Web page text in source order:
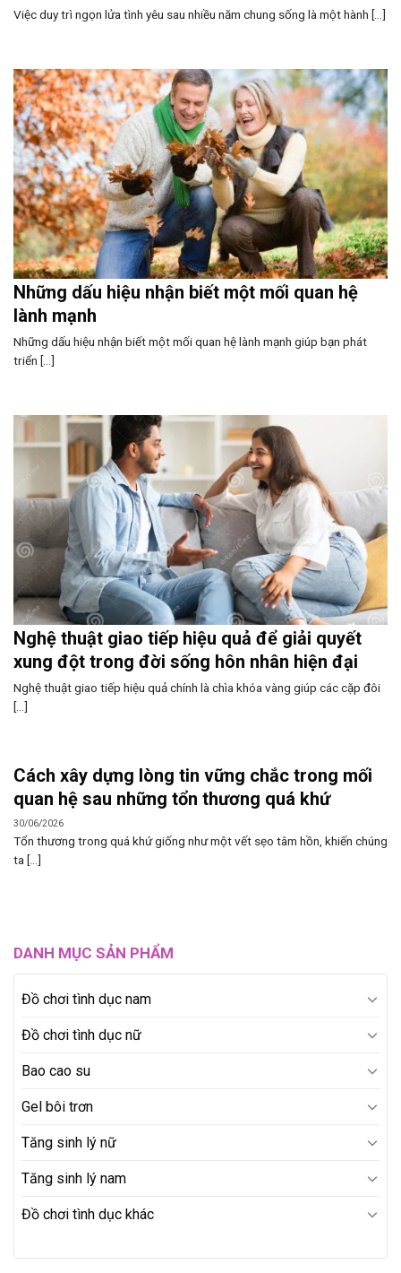
DANH MỤC SẢN PHẨM
Đồ chơi tình dục nam
Đồ chơi tình dục nữ
Bao cao su
Gel bôi trơn
Tăng sinh lý nữ
Tăng sinh lý nam
Đồ chơi tình dục khác
Việc duy trì ngọn lửa tình yêu sau nhiều năm chung sống là một hành [...]
Những dấu hiệu nhận biết một mối quan hệ
lành mạnh
Những dấu hiệu nhận biết một mối quan hệ lành mạnh giúp bạn phát
triển [...]
Nghệ thuật giao tiếp hiệu quả để giải quyết
xung đột trong đời sống hôn nhân hiện đại
Nghệ thuật giao tiếp hiệu quả chính là chìa khóa vàng giúp các cặp đôi
[...]
Cách xây dựng lòng tin vững chắc trong mối
quan hệ sau những tổn thương quá khứ
30/06/2026
Tổn thương trong quá khứ giống như một vết sẹo tâm hồn, khiến chúng
ta [...]